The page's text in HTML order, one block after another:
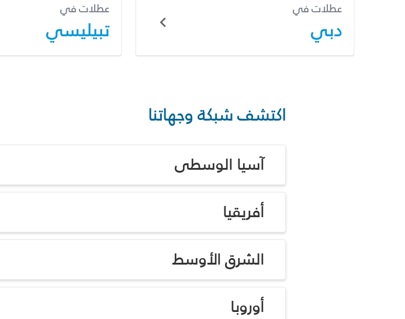
عطلات في
دبي
عطلات في
تبيليسي
اكتشف شبكة وجهاتنا
آسيا الوسطى
أفريقيا
الشرق الأوسط
أوروبا